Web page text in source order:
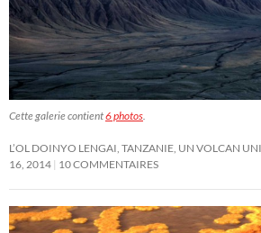
Cette galerie contient6 photos.
L’OL DOINYO LENGAI, TANZANIE, UN VOLCAN
16, 2014 10 COMMENTAIRES